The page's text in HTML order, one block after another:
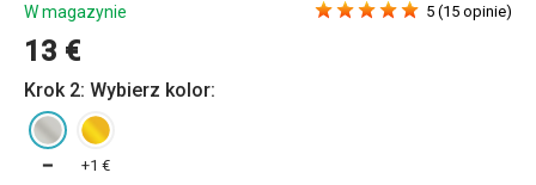
W magazynie
13 €
5 (15 opinie)
Krok 2: Wybierz kolor:
━ +1 €